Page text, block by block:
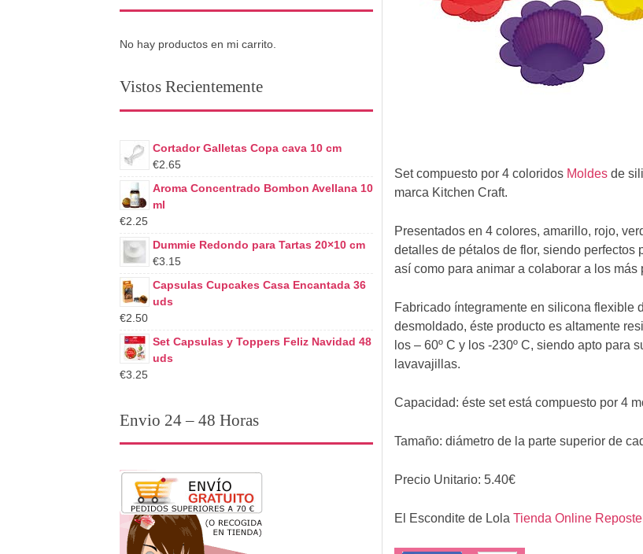
Set compuesto por 4 coloridos Moldesde
marca Kitchen Craft.
Presentados en 4 colores, amarillo, rojo,
detalles de pétalos de flor, siendo perfectos
así como para animar a colaborar a los más
Fabricado íntegramente en silicona flexible
desmoldado, éste producto es altamente
los – 60º C y los -230º C, siendo apto para
lavavajillas.
Capacidad: éste set está compuesto por 4
Tamaño: diámetro de la parte superior de
Precio Unitario: 5.40€
El Escondite de Lola Tienda Online
No hay productos en mi carrito.
Vistos Recientemente
Cortador Galletas Copa cava 10 cm
€2.65
Aroma Concentrado Bombon Avellana 10
ml
€2.25
Dummie Redondo para Tartas 20×10 cm
€3.15
Capsulas Cupcakes Casa Encantada 36
uds
€2.50
Set Capsulas y Toppers Feliz Navidad 48
uds
€3.25
Envio 24 – 48 Horas